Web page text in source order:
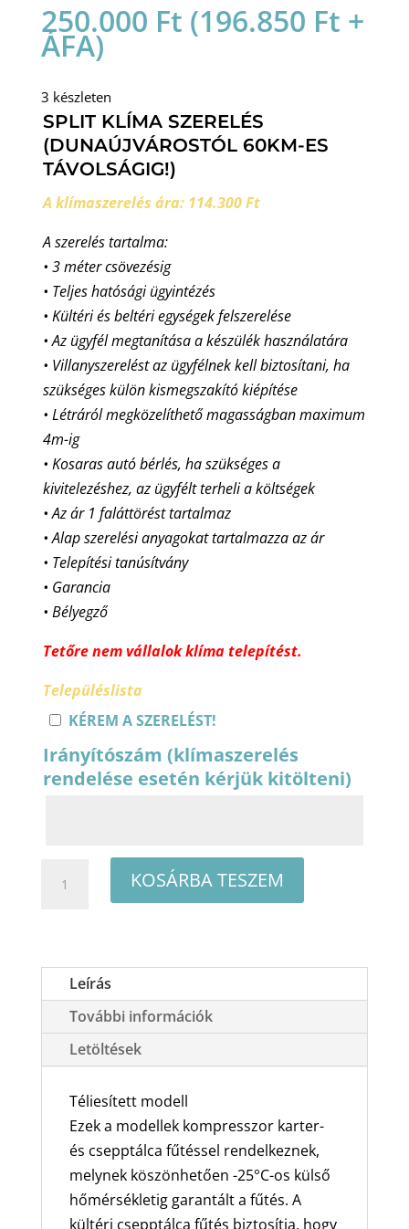
250.000 Ft (196.850 Ft +
ÁFA)
3 készleten
SPLIT KLÍMA SZERELÉS
(DUNAÚJVÁROSTÓL 60KM-ES
TÁVOLSÁGIG!)
A klímaszerelés ára: 114.300 Ft
A szerelés tartalma:
• 3 méter csövezésig
• Teljes hatósági ügyintézés
• Kültéri és beltéri egységek felszerelése
• Az ügyfél megtanítása a készülék használatára
• Villanyszerelést az ügyfélnek kell biztosítani, ha
szükséges külön kismegszakító kiépítése
• Létráról megközelíthető magasságban maximum
4m-ig
• Kosaras autó bérlés, ha szükséges a
kivitelezéshez, az ügyfélt terheli a költségek
• Az ár 1 faláttörést tartalmaz
• Alap szerelési anyagokat tartalmazza az ár
• Telepítési tanúsítvány
• Garancia
• Bélyegző
Tetőre nem vállalok klíma telepítést.
Településlista
KÉREM A SZERELÉST!
Irányítószám (klímaszerelés
rendelése esetén kérjük kitölteni)
Comfort
K6DNA1G
oldalfali
klíma
csomag
mennyiség
KOSÁRBA TESZEM
Leírás
További információk
Letöltések
Téliesített modell
Ezek a modellek kompresszor karter-
és csepptálca fűtéssel rendelkeznek,
melynek köszönhetően -25°C-os külső
hőmérsékletig garantált a fűtés. A
kültéri csepptálca fűtés biztosítja, hogy